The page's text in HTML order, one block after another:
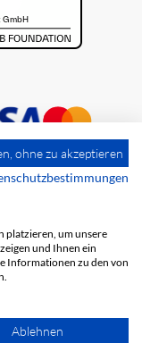
ohne zu akzeptieren
platzieren, um unsere
und Ihnen ein
Informationen zu den von
Ablehnen